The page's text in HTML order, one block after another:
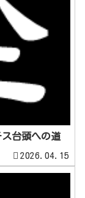
台頭への道
2026.04.15